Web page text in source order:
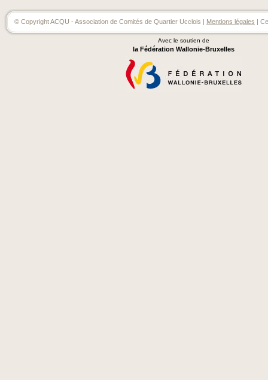
© Copyright ACQU - Association de Comités de Quartier Ucclois | Mentions légales |
Avec le soutien de
la Fédération Wallonie-Bruxelles